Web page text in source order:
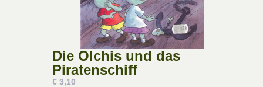
Die Olchis und das
Piratenschiff
€ 3,10